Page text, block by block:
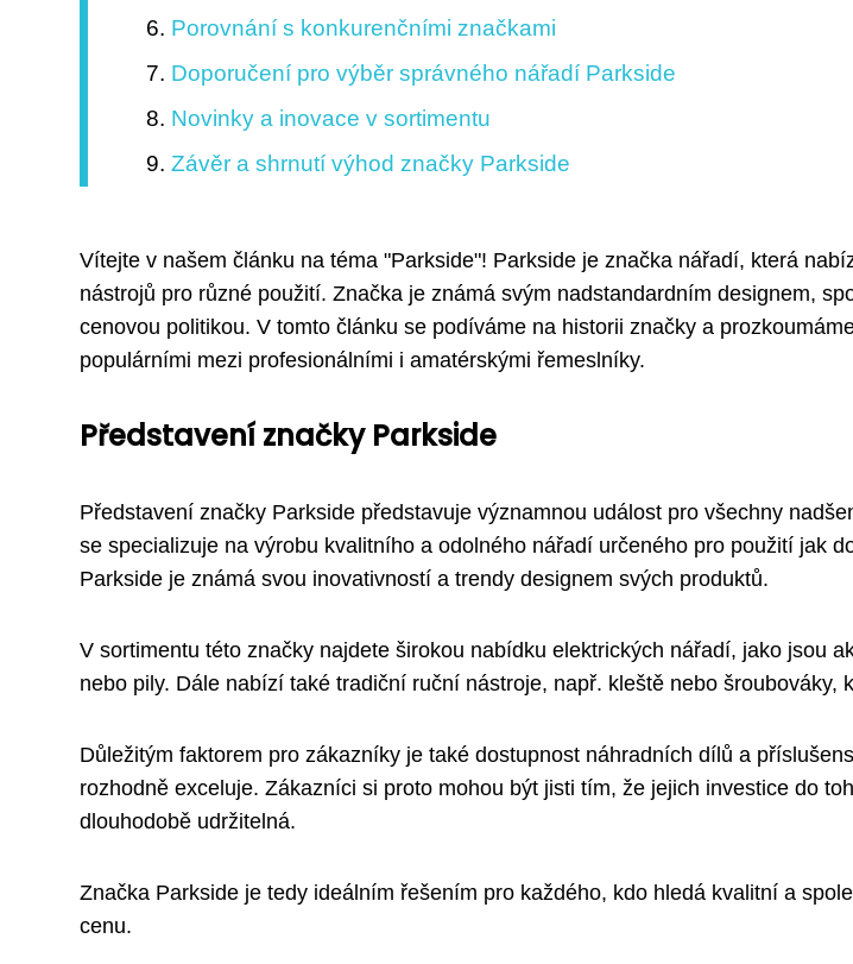
Porovnání s konkurenčními značkami
Doporučení pro výběr správného nářadí Parkside
Novinky a inovace v sortimentu
Závěr a shrnutí výhod značky Parkside
Vítejte v našem článku na téma "Parkside"! Parkside je značka nářadí, která
nástrojů pro různé použití. Značka je známá svým nadstandardním designem,
cenovou politikou. V tomto článku se podíváme na historii značky a
populárními mezi profesionálními i amatérskými řemeslníky.
Představení značky Parkside
Představení značky Parkside představuje významnou událost pro všechny
se specializuje na výrobu kvalitního a odolného nářadí určeného pro použití jak
Parkside je známá svou inovativností a trendy designem svých produktů.
V sortimentu této značky najdete širokou nabídku elektrických nářadí, jako jsou
nebo pily. Dále nabízí také tradiční ruční nástroje, např. kleště nebo šroubováky,
Důležitým faktorem pro zákazníky je také dostupnost náhradních dílů a
rozhodně exceluje. Zákazníci si proto mohou být jisti tím, že jejich investice do
dlouhodobě udržitelná.
Značka Parkside je tedy ideálním řešením pro každého, kdo hledá kvalitní a
cenu.